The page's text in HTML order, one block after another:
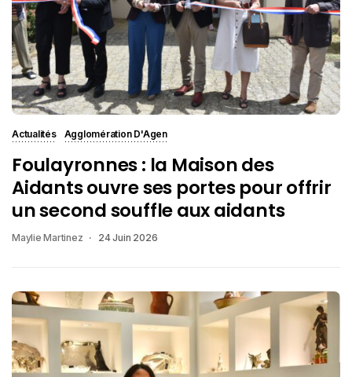
Actualités Agglomération D'Agen
Foulayronnes : la Maison des
Aidants ouvre ses portes pour offrir
un second souffle aux aidants
Maylie Martinez 24 Juin 2026